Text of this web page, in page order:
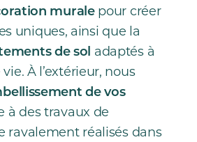
muralepour créer
uniques, ainsi que la
de sol adaptés à
À l’extérieur, nous
de vos
à des travaux de
ravalement réalisés dans